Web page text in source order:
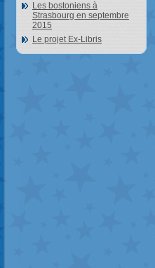
Les bostoniens à
Strasbourg en septembre
2015
Le projet Ex-Libris